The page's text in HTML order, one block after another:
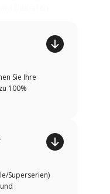
Sie Ihre
100%
Superserien)